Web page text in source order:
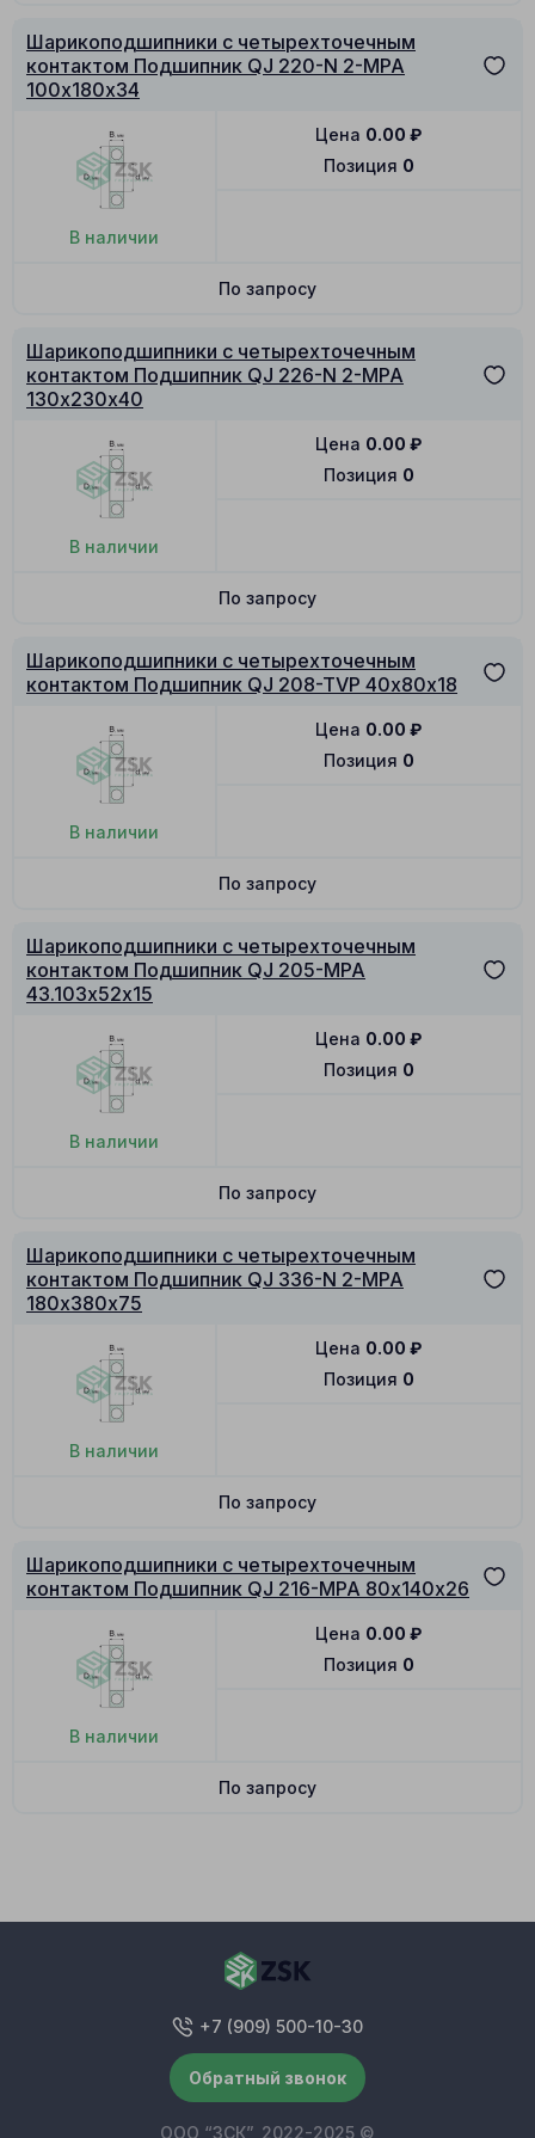
Шарикоподшипники с четырехточечным
контактом Подшипник QJ 220-N 2-MPA
100х180х34
В наличии
Позиция 0
Цена 0.00 ₽
По запросу
Шарикоподшипники с четырехточечным
контактом Подшипник QJ 226-N 2-MPA
130х230х40
В наличии
Позиция 0
Цена 0.00 ₽
По запросу
Шарикоподшипники с четырехточечным
контактом Подшипник QJ 208-TVP 40х80х18
В наличии
Позиция 0
Цена 0.00 ₽
По запросу
Шарикоподшипники с четырехточечным
контактом Подшипник QJ 205-MPA
43.103х52х15
В наличии
Позиция 0
Цена 0.00 ₽
По запросу
Шарикоподшипники с четырехточечным
контактом Подшипник QJ 336-N 2-MPA
180х380х75
В наличии
Позиция 0
Цена 0.00 ₽
По запросу
Шарикоподшипники с четырехточечным
контактом Подшипник QJ 216-MPA 80х140х26
В наличии
Позиция 0
Цена 0.00 ₽
По запросу
+7 (909) 500-10-30
Обратный звонок
ООО “ЗСК”, 2022-2025 ©